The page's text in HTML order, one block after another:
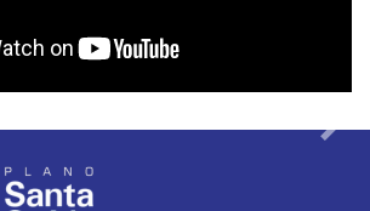
Next